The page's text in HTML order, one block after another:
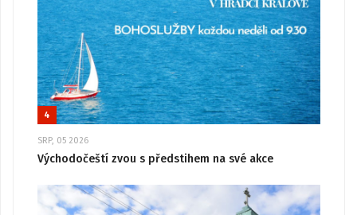
4
SRP, 05 2026
Východočeští zvou s předstihem na své akce